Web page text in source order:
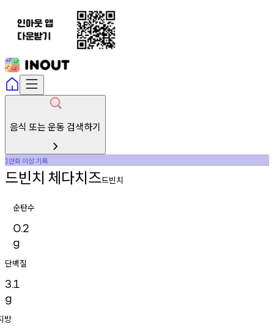
음식 또는 운동 검색하기
1만회 이상기록
드빈치 체다치즈드빈치
순탄수
0.2
g
단백질
3.1
g
방